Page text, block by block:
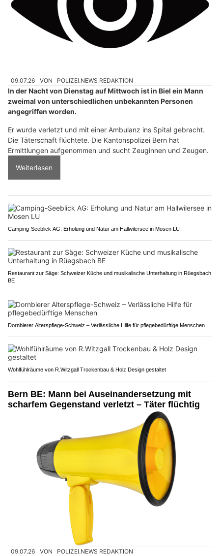
09.07.26 VON POLIZEI.NEWS REDAKTION
In der Nacht von Dienstag auf Mittwoch ist in Biel ein Mann
zweimal von unterschiedlichen unbekannten Personen
angegriffen worden.
Er wurde verletzt und mit einer Ambulanz ins Spital gebracht.
Die Täterschaft flüchtete. Die Kantonspolizei Bern hat
Ermittlungen aufgenommen und sucht Zeuginnen und Zeugen.
Weiterlesen
Camping-Seeblick AG: Erholung und Natur am Hallwilersee in Mosen LU
Restaurant zur Säge: Schweizer Küche und musikalische Unterhaltung in Rüegsbach
BE
Dornbierer Alterspflege-Schweiz – Verlässliche Hilfe für pflegebedürftige Menschen
Wohlfühlräume von R.Witzgall Trockenbau & Holz Design gestaltet
Bern BE: Mann bei Auseinandersetzung mit
scharfem Gegenstand verletzt – Täter flüchtig
09.07.26 VON POLIZEI.NEWS REDAKTION